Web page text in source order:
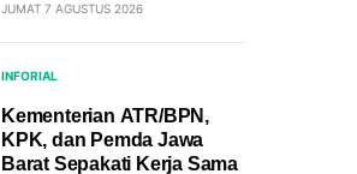
JUMAT 7 AGUSTUS 2026
INFORIAL
Kementerian ATR/BPN,
KPK, dan Pemda Jawa
Barat Sepakati Kerja Sama